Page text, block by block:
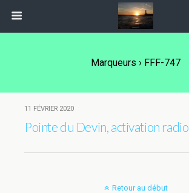
Marqueurs › FFF-747
11 FÉVRIER 2020
Pointe du Devin, activation radio
Retour au début